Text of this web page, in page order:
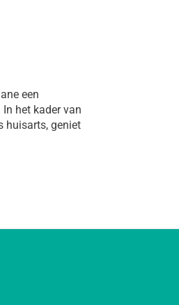
een
het kader van
huisarts, geniet